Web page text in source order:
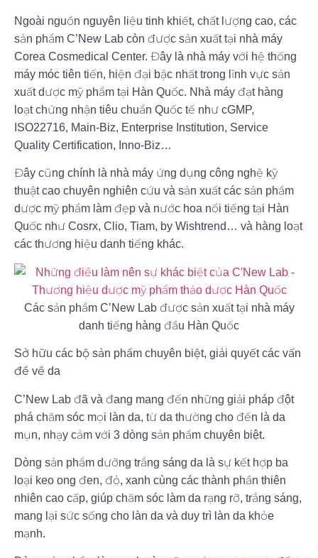
Ngoài nguồn nguyên liệu tinh khiết, chất lượng cao, các
sản phẩm C’New Lab còn được sản xuất tại nhà máy
Corea Cosmedical Center. Đây là nhà máy với hệ thống
máy móc tiên tiến, hiện đại bậc nhất trong lĩnh vực sản
xuất dược mỹ phẩm tại Hàn Quốc. Nhà máy đạt hàng
loạt chứng nhận tiêu chuẩn Quốc tế như cGMP,
ISO22716, Main-Biz, Enterprise Institution, Service
Quality Certification, Inno-Biz…
Đây cũng chính là nhà máy ứng dụng công nghệ kỹ
thuật cao chuyên nghiên cứu và sản xuất các sản phẩm
dược mỹ phẩm làm đẹp và nước hoa nổi tiếng tại Hàn
Quốc như Cosrx, Clio, Tiam, by Wishtrend… và hàng loạt
các thương hiệu danh tiếng khác.
Các sản phẩm C’New Lab được sản xuất tại nhà máy
danh tiếng hàng đầu Hàn Quốc
Sở hữu các bộ sản phẩm chuyên biệt, giải quyết các vấn
đề về da
C’New Lab đã và đang mang đến những giải pháp đột
phá chăm sóc mọi làn da, từ da thường cho đến là da
mụn, nhạy cảm với 3 dòng sản phẩm chuyên biệt.
Dòng sản phẩm dưỡng trắng sáng da là sự kết hợp ba
loại keo ong đen, đỏ, xanh cùng các thành phần thiên
nhiên cao cấp, giúp chăm sóc làm da rạng rỡ, trắng sáng,
mang lại sức sống cho làn da và duy trì làn da khỏe
mạnh.